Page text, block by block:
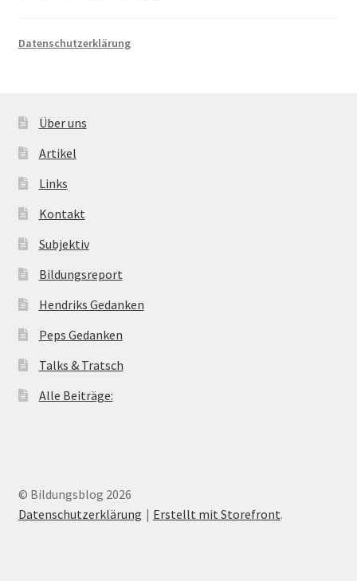
Datenschutzerklärung
Über uns
Artikel
Links
Kontakt
Subjektiv
Bildungsreport
Hendriks Gedanken
Peps Gedanken
Talks & Tratsch
Alle Beiträge:
© Bildungsblog 2026
Datenschutzerklärung
Erstellt mit Storefront.